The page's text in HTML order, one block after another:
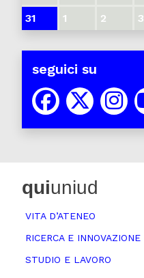
31
1 2 3
seguici su
quiuniud
VITA D’ATENEO
RICERCA E INNOVAZIONE
STUDIO E LAVORO